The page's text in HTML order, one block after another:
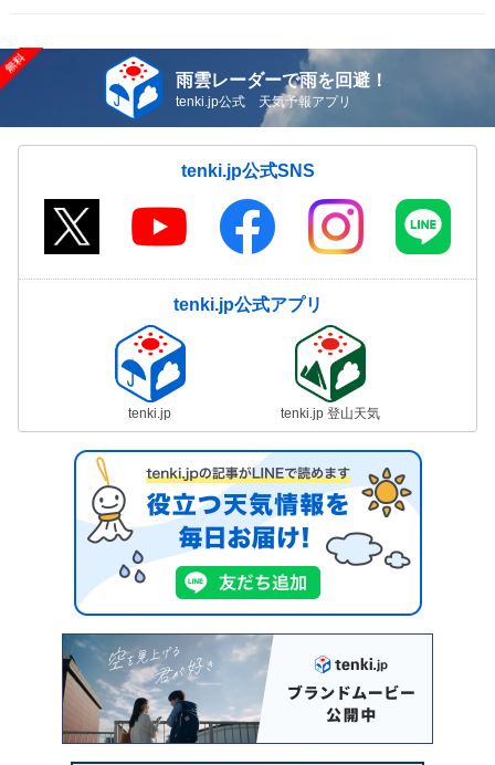
雨雲レーダーで雨を回避！
tenki.jp公式 天気予報アプリ
tenki.jp公式SNS
tenki.jp公式アプリ
tenki.jp tenki.jp 登山天気